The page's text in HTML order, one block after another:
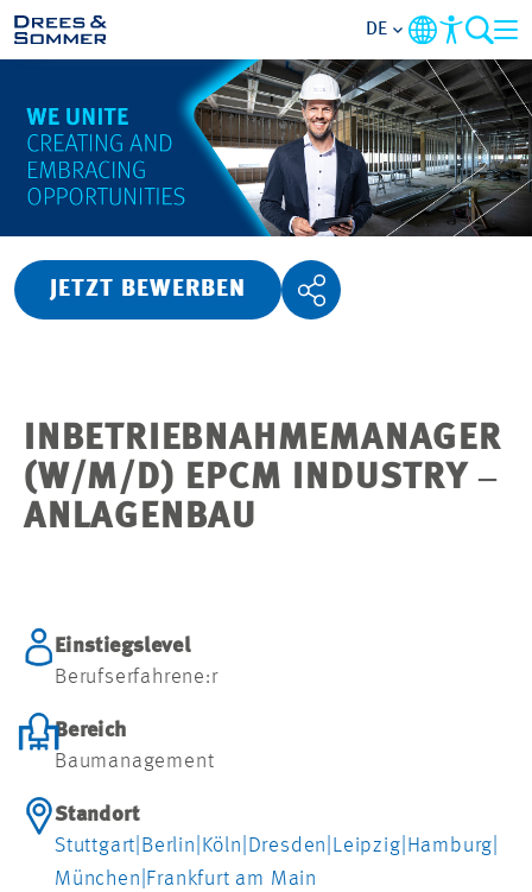
ÜBERSICHT
ÜBER UNS
TÄTIGKEITSBEREICHE
RUND UMS BEWERBEN
STELLENANGEBOTE
DE
JETZT BEWERBEN
INBETRIEBNAHMEMANAGER
(W/M/D) EPCM INDUSTRY ‒
ANLAGENBAU
Einstiegslevel
Berufserfahrene:r
Bereich
Baumanagement
Standort
Stuttgart Berlin Köln Dresden Leipzig Hamburg
München Frankfurt am Main